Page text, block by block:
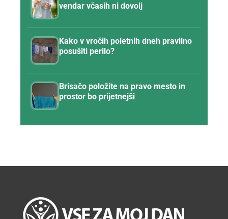
vendar včasih ni dovolj
Kako v vročih poletnih dneh pravilno
posušiti perilo?
Brisačo položite na pravo mesto in
prostor bo prijetnejši